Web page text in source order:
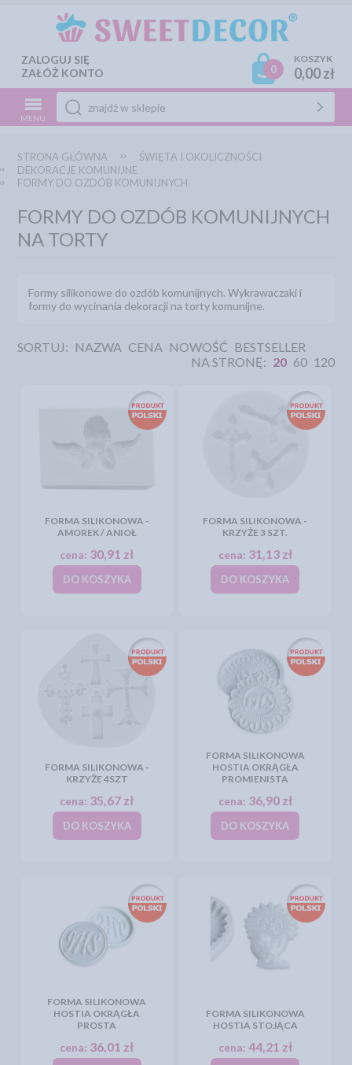
ZALOGUJ SIĘ
ZAŁÓŻ KONTO
0
KOSZYK
0,00 zł
MENU
STRONA GŁÓWNA
ŚWIĘTA I OKOLICZNOŚCI
DEKORACJE KOMUNIJNE
FORMY DO OZDÓB KOMUNIJNYCH
FORMY DO OZDÓB KOMUNIJNYCH
NA TORTY
Formy silikonowe do ozdób komunijnych. Wykrawaczaki i
formy do wycinania dekoracji na torty komunijne.
SORTUJ: NAZWA CENA NOWOŚĆ BESTSELLER
NA STRONĘ: 20 60 120
FORMA SILIKONOWA -
AMOREK / ANIOŁ
cena: 30,91 zł
DO KOSZYKA
FORMA SILIKONOWA -
KRZYŻE 3 SZT.
cena: 31,13 zł
DO KOSZYKA
FORMA SILIKONOWA -
KRZYŻE 4SZT
cena: 35,67 zł
DO KOSZYKA
FORMA SILIKONOWA
HOSTIA OKRĄGŁA
PROMIENISTA
cena: 36,90 zł
DO KOSZYKA
FORMA SILIKONOWA
HOSTIA OKRĄGŁA
PROSTA
cena: 36,01 zł
FORMA SILIKONOWA
HOSTIA STOJĄCA
cena: 44,21 zł